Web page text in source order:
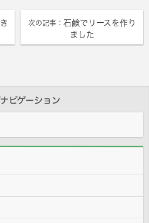
次の記事： 石鹸でリースを作り
ました
ビゲーション